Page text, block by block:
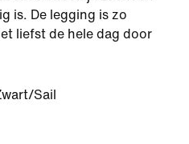
is. De legging is zo
liefst de hele dag door
Sail